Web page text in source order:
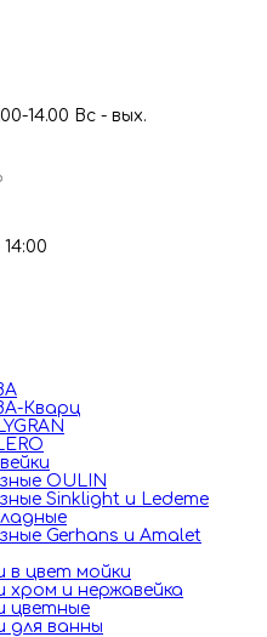
14.00 Вс - вых.
Кварц
OULIN
Sinklight и Ledeme
Gerhans и Amalet
в цвет мойки
хром и нержавейка
цветные
для ванны